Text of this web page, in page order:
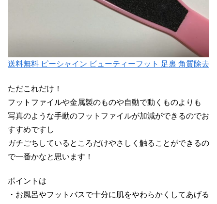
送料無料 ピーシャイン ビューティーフット 足裏 角質除去
ただこれだけ！
フットファイルや金属製のものや自動で動くものよりも
写真のような手動のフットファイルが加減ができるのでお
すすめですし
ガチごちしているところだけやさしく触ることができるの
で一番かなと思います！
ポイントは
・お風呂やフットバスで十分に肌をやわらかくしてあげる